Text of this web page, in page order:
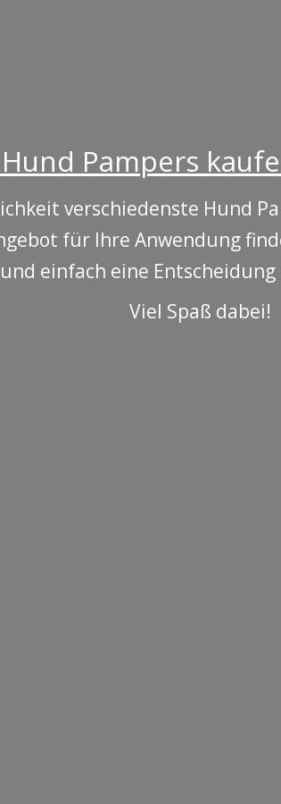
Pampers
verschiedenste Hund
für Ihre Anwendung
einfach eine
Viel Spaß dabei!